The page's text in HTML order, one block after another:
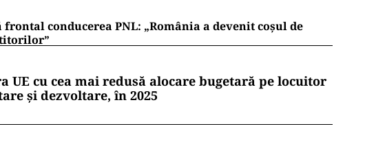
ad
cu toate știrile? Urmărește Puterea.ro și pe